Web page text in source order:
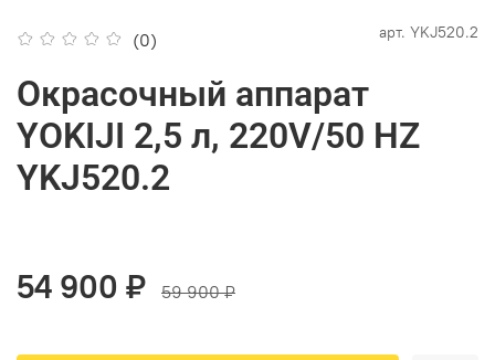
(0) арт. YKJ520.2
Окрасочный аппарат
YOKIJI 2,5 л, 220V/50 HZ
YKJ520.2
54 900 ₽ 59 900 ₽